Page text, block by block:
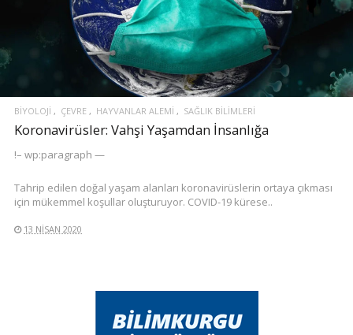
BIYOLOJI ÇEVRE HAYVANLAR ALEMI SAĞLIK BILIMLERI
Koronavirüsler: Vahşi Yaşamdan İnsanlığa
!– wp:paragraph —
Tahrip edilen doğal yaşam alanları koronavirüslerin ortaya çıkması
için mükemmel koşullar oluşturuyor. COVID-19 kürese..
13 NISAN 2020